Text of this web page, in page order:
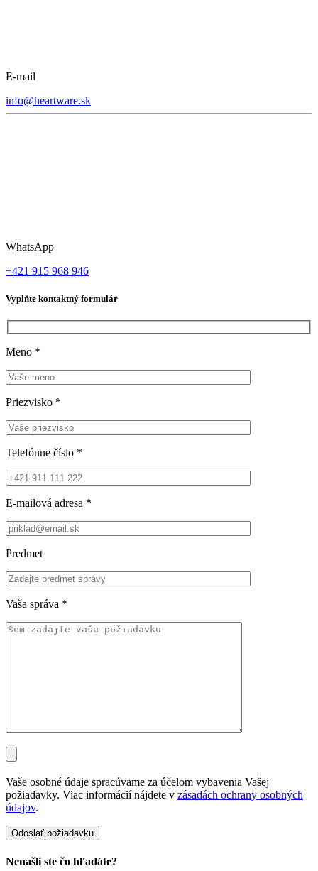
E-mail
info@heartware.sk
WhatsApp
+421 915 968 946
Vyplňte kontaktný formulár
Meno *
Priezvisko *
Telefónne číslo *
E-mailová adresa *
Predmet
Vaša správa *
Vaše osobné údaje spracúvame za účelom vybavenia Vašej
požiadavky. Viac informácií nájdete v zásadách ochrany osobných
údajov.
Nenašli ste čo hľadáte?